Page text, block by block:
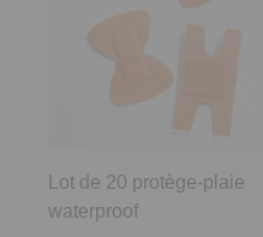
Lot de 20 protège-plaie
waterproof